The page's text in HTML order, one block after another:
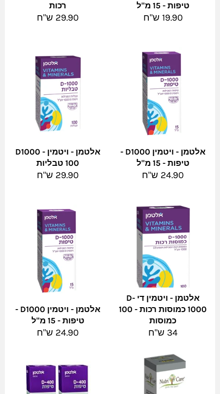
רכות
מחיר
29.90 ש"ח
טיפות - 15 מ"ל
מחיר
19.90 ש"ח
אלטמן - ויטמין D1000 -
100 טבליות
מחיר
29.90 ש"ח
אלטמן - ויטמין D1000 -
טיפות - 15 מ"ל
מחיר
24.90 ש"ח
אלטמן - ויטמין D1000 -
טיפות - 15 מ"ל
מחיר
24.90 ש"ח
אלטמן - ויטמין די D-
1000 כמוסות רכות - 100
כמוסות
מחיר
34 ש"ח